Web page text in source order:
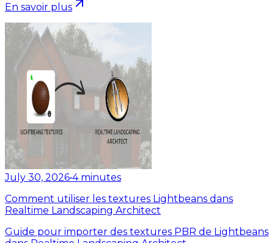
En savoir plus
July 30, 2026•4 minutes
Comment utiliser les textures Lightbeans dans
Realtime Landscaping Architect
Guide pour importer des textures PBR de Lightbeans